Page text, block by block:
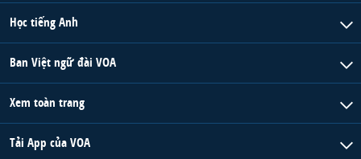
Học tiếng Anh
Ban Việt ngữ đài VOA
Xem toàn trang
Tải App của VOA